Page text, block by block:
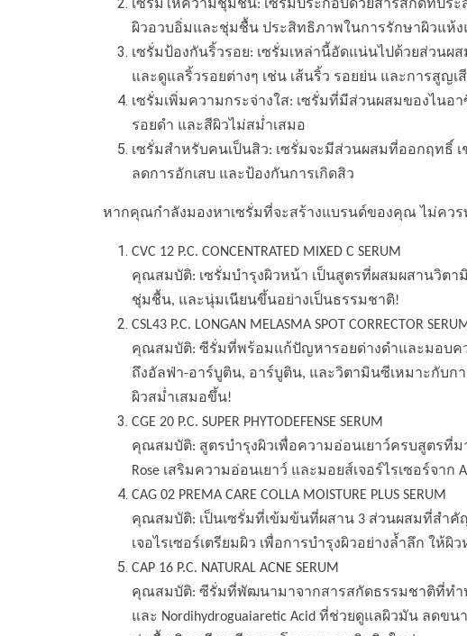
เซรั่มให้ความชุ่มชื้น: เซรั่มประกอบด้วยสารสกัดที่ปร
ผิวอวบอิ่มและชุ่มชื้น ประสิทธิภาพในการรักษาผิวแห้ง
เซรั่มป้องกันริ้วรอย: เซรั่มเหล่านี้อัดแน่นไปด้วยส่วนผ
และดูแลริ้วรอยต่างๆ เช่น เส้นริ้ว รอยย่น และการสูญ
เซรั่มเพิ่มความกระจ่างใส: เซรั่มที่มีส่วนผสมของไน
รอยดำ และสีผิวไม่สม่ำเสมอ
เซรั่มสำหรับคนเป็นสิว: เซรั่มจะมีส่วนผสมที่ออกฤทธิ์
ลดการอักเสบ และป้องกันการเกิดสิว
หากคุณกำลังมองหาเซรั่มที่จะสร้างแบรนด์ของคุณ ไม่ควร
CVC 12 P.C. CONCENTRATED MIXED C SERUM
คุณสมบัติ: เซรั่มบำรุงผิวหน้า เป็นสูตรที่ผสมผสานวิตา
ชุ่มชื้น, และนุ่มเนียนขึ้นอย่างเป็นธรรมชาติ!
CSL43 P.C. LONGAN MELASMA SPOT CORRECTOR SERUM
คุณสมบัติ: ซีรั่มที่พร้อมแก้ปัญหารอยด่างดำและมอบค
ถึงอัลฟ่า-อาร์บูติน, อาร์บูติน, และวิตามินซีเหมาะกับก
ผิวสม่ำเสมอขึ้น!
CGE 20 P.C. SUPER PHYTODEFENSE SERUM
คุณสมบัติ: สูตรบำรุงผิวเพื่อความอ่อนเยาว์ครบสูตรที่ม
Rose เสริมความอ่อนเยาว์ และมอยส์เจอร์ไรเซอร์จา
CAG 02 PREMA CARE COLLA MOISTURE PLUS SERUM
คุณสมบัติ: เป็นเซรั่มที่เข้มข้นที่ผสาน 3 ส่วนผสมที่สำคัญ
เจอไรเซอร์เตรียมผิว เพื่อการบำรุงผิวอย่างล้ำลึก ให้ผิ
CAP 16 P.C. NATURAL ACNE SERUM
คุณสมบัติ: ซีรั่มที่พัฒนามาจากสารสกัดธรรมชาติที่ทำห
และ Nordihydroguaiaretic Acid ที่ช่วยดูแลผิวมัน ล